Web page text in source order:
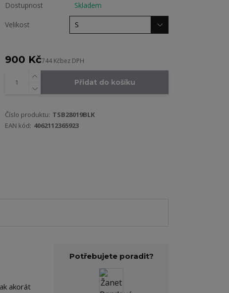
Dostupnost Skladem
Velikost
900 Kč744 Kčbez DPH
Přidat do košíku
Číslo produktu: TSB28019BLK
EAN kód: 4062112365923
akorát
Potřebujete poradit?